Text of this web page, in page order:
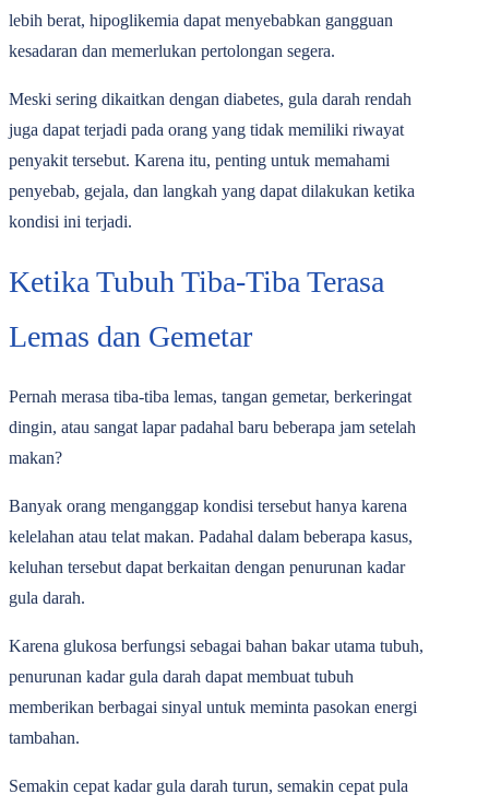
lebih berat, hipoglikemia dapat menyebabkan gangguan
kesadaran dan memerlukan pertolongan segera.
Meski sering dikaitkan dengan diabetes, gula darah rendah
juga dapat terjadi pada orang yang tidak memiliki riwayat
penyakit tersebut. Karena itu, penting untuk memahami
penyebab, gejala, dan langkah yang dapat dilakukan ketika
kondisi ini terjadi.
Ketika Tubuh Tiba-Tiba Terasa
Lemas dan Gemetar
Pernah merasa tiba-tiba lemas, tangan gemetar, berkeringat
dingin, atau sangat lapar padahal baru beberapa jam setelah
makan?
Banyak orang menganggap kondisi tersebut hanya karena
kelelahan atau telat makan. Padahal dalam beberapa kasus,
keluhan tersebut dapat berkaitan dengan penurunan kadar
gula darah.
Karena glukosa berfungsi sebagai bahan bakar utama tubuh,
penurunan kadar gula darah dapat membuat tubuh
memberikan berbagai sinyal untuk meminta pasokan energi
tambahan.
Semakin cepat kadar gula darah turun, semakin cepat pula